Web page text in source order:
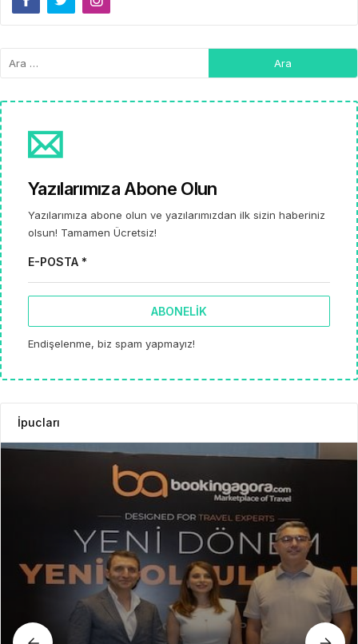
Yazılarımıza Abone Olun
Yazılarımıza abone olun ve yazılarımızdan ilk sizin haberiniz
olsun! Tamamen Ücretsiz!
E-POSTA *
ABONELIK
Endişelenme, biz spam yapmayız!
İpucları